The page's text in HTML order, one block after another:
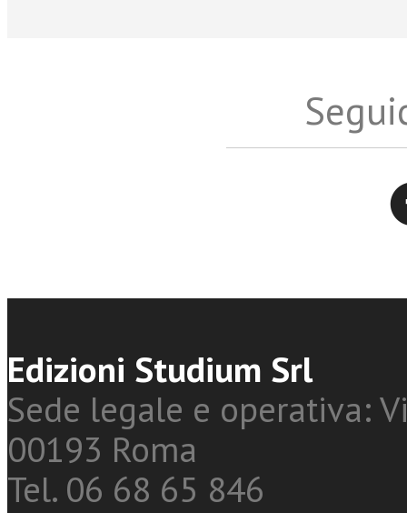
Edizioni Studium Srl
Sede legale e operativa:
00193 Roma
Tel. 06 68 65 846